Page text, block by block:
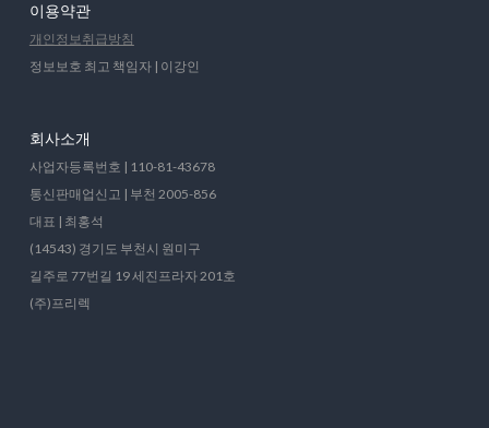
이용약관
개인정보취급방침
정보보호 최고 책임자 | 이강인
회사소개
사업자등록번호 | 110-81-43678
통신판매업신고 | 부천 2005-856
대표 | 최홍석
(14543) 경기도 부천시 원미구
길주로 77번길 19 세진프라자 201호
(주)프리렉